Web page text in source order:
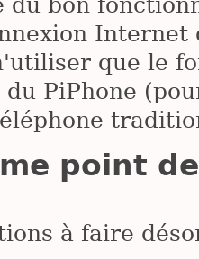
que le
PiPhone
point
à faire